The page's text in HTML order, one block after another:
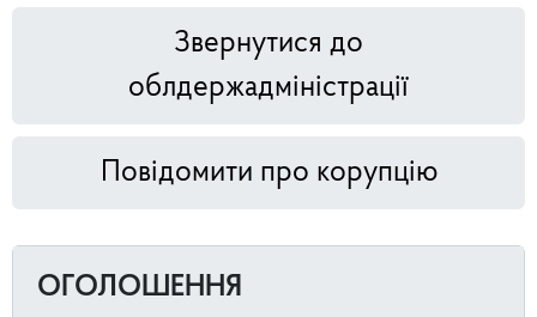
Звернутися до
облдержадміністрації
Повідомити про корупцію
ОГОЛОШЕННЯ